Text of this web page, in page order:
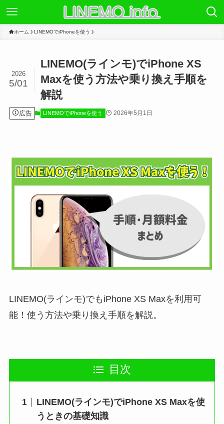
ホーム LINEMOでiPhoneを使う
LINEMO(ラインモ)でiPhone XS
Maxを使う方法や乗り換え手順を
解説
2026
5/01
広告 LINEMOでiPhoneを使う 2026年5月1日
LINEMO(ラインモ)でもiPhone XS Maxを利用可
能！使う方法や乗り換え手順を解説。
目次
LINEMO(ラインモ)でiPhone XS Maxを使
うときの基礎知識